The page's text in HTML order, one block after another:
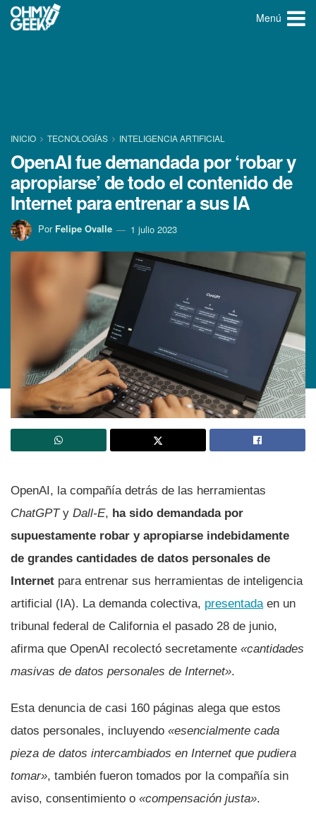
Menú
INICIO TECNOLOGÍ­AS INTELIGENCIA ARTIFICIAL
OpenAI fue demandada por ‘robar y
apropiarse’ de todo el contenido de
Internet para entrenar a sus IA
Por Felipe Ovalle 1 julio 2023
OpenAI, la compañía detrás de las herramientas
ChatGPTy Dall-E, ha sido demandada por
supuestamente robar y apropiarse indebidamente
de grandes cantidades de datos personales de
Internet para entrenar sus herramientas de inteligencia
artificial (IA). La demanda colectiva, presentada en un
tribunal federal de California el pasado 28 de junio,
afirma que OpenAI recolectó secretamente «cantidades
masivas de datos personales de Internet».
Esta denuncia de casi 160 páginas alega que estos
datos personales, incluyendo «esencialmente cada
pieza de datos intercambiados en Internet que pudiera
tomar», también fueron tomados por la compañía sin
aviso, consentimiento o «compensación justa».